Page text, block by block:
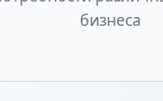
бизнеса